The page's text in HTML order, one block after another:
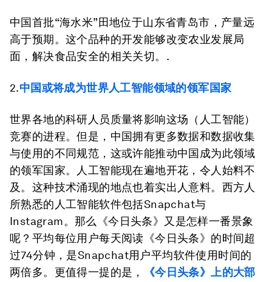
中国首批“海水米”田地位于山东省青岛市，产量远
高于预期。这个品种的开发能够改变农业发展局
面，解决食品安全的相关关切。.
2.中国或将成为世界人工智能领域的领军国家
世界各地的科研人员质量将影响这场（人工智能）
竞赛的进程。但是，中国拥有更多数据和数据收集
与使用的不同规范，这或许能推动中国成为此领域
的领军国家。人工智能现在遍地开花，令人始料不
及。这种技术涌现的地点也着实出人意料。西方人
所熟悉的人工智能软件包括Snapchat与
Instagram。那么《今日头条》又是怎样一番景象
呢？平均每位用户每天阅读《今日头条》的时间超
过74分钟，是Snapchat用户平均软件使用时间的
两倍多。更值得一提的是，
《今日头条》上的大部